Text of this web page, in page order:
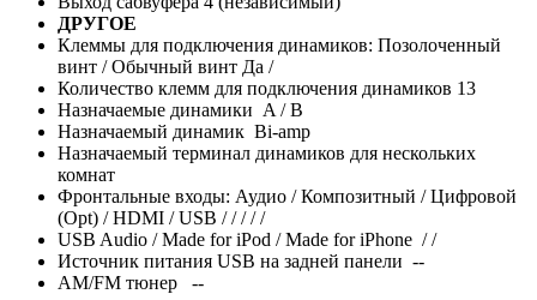
ДРУГОЕ
Клеммы для подключения динамиков: Позолоченный
винт / Обычный винт Да /
Количество клемм для подключения динамиков 13
Назначаемые динамики A / B
Назначаемый динамик Bi-amp
Назначаемый терминал динамиков для нескольких
комнат
Фронтальные входы: Аудио / Композитный / Цифровой
(Opt) / HDMI / USB /////
USB Audio / Made for iPod / Made for iPhone //
Источник питания USB на задней панели --
AM/FM тюнер --